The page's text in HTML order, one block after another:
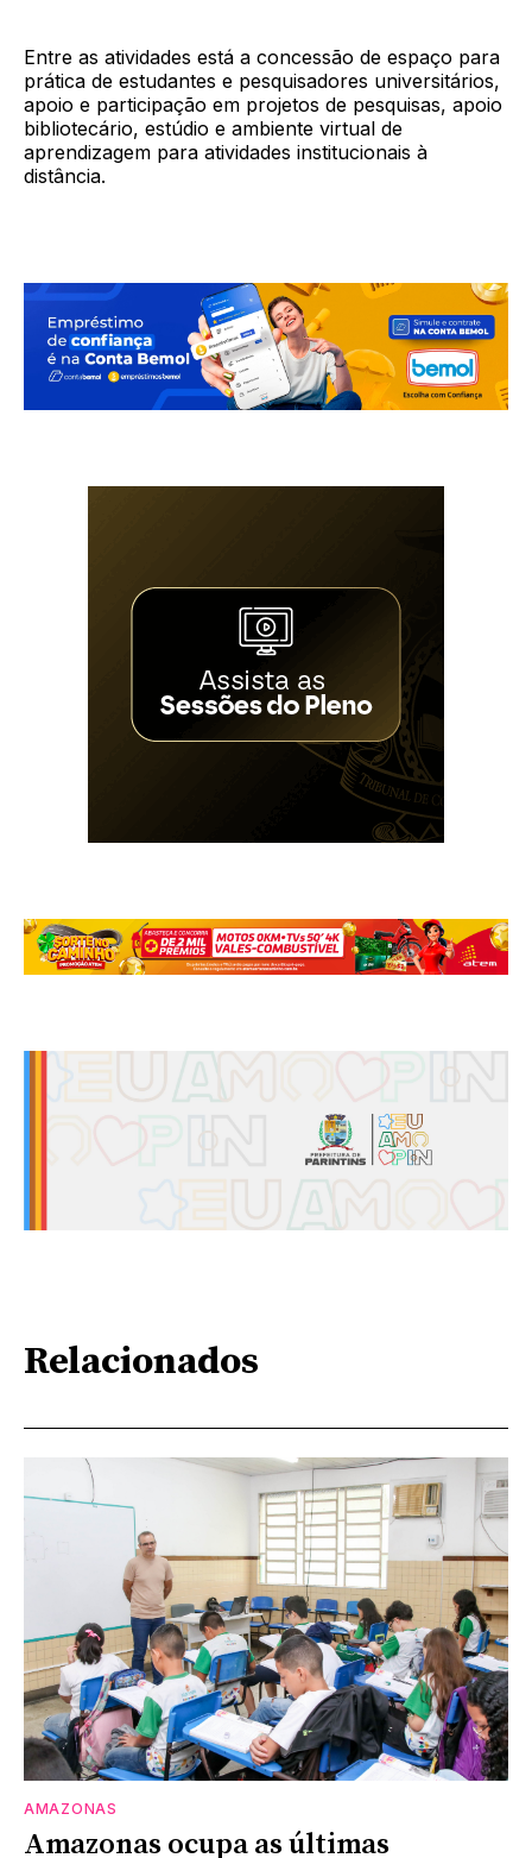
Entre as atividades está a concessão de espaço para
prática de estudantes e pesquisadores universitários,
apoio e participação em projetos de pesquisas, apoio
bibliotecário, estúdio e ambiente virtual de
aprendizagem para atividades institucionais à
distância.
Relacionados
AMAZONAS
Amazonas ocupa as últimas